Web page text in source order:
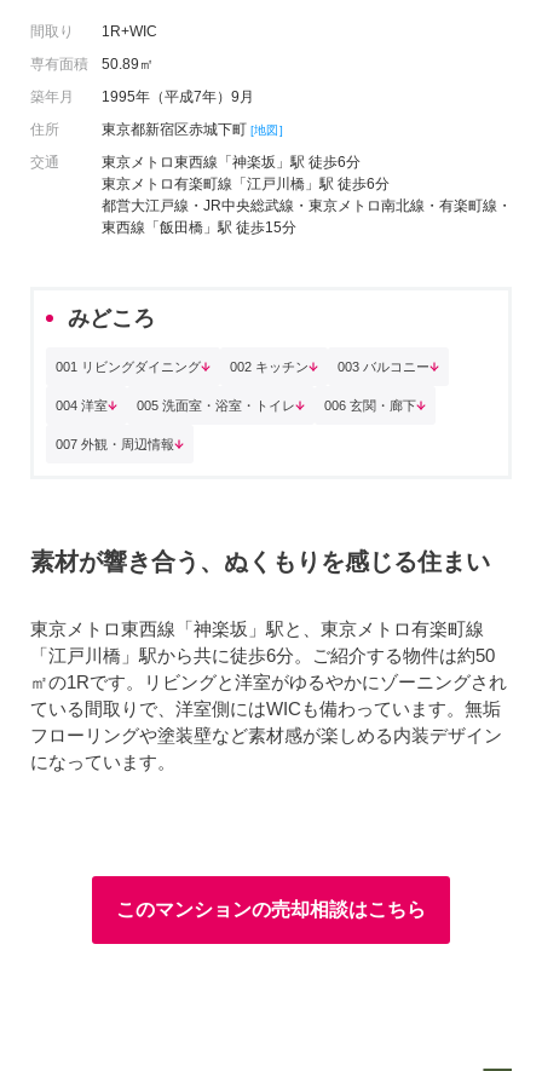
間取り
1R+WIC
専有面積
50.89㎡
築年月
1995年（平成7年）9月
住所
東京都新宿区赤城下町 [地図]
交通
東京メトロ東西線「神楽坂」駅 徒歩6分
東京メトロ有楽町線「江戸川橋」駅 徒歩6分
都営大江戸線・JR中央総武線・東京メトロ南北線・有楽町線・
東西線「飯田橋」駅 徒歩15分
みどころ
001 リビングダイニング 002 キッチン 003 バルコニー
004 洋室 005 洗面室・浴室・トイレ 006 玄関・廊下
007 外観・周辺情報
素材が響き合う、ぬくもりを感じる住まい
東京メトロ東西線「神楽坂」駅と、東京メトロ有楽町線
「江戸川橋」駅から共に徒歩6分。ご紹介する物件は約50
㎡の1Rです。リビングと洋室がゆるやかにゾーニングされ
ている間取りで、洋室側にはWICも備わっています。無垢
フローリングや塗装壁など素材感が楽しめる内装デザイン
になっています。
このマンションの売却相談はこちら